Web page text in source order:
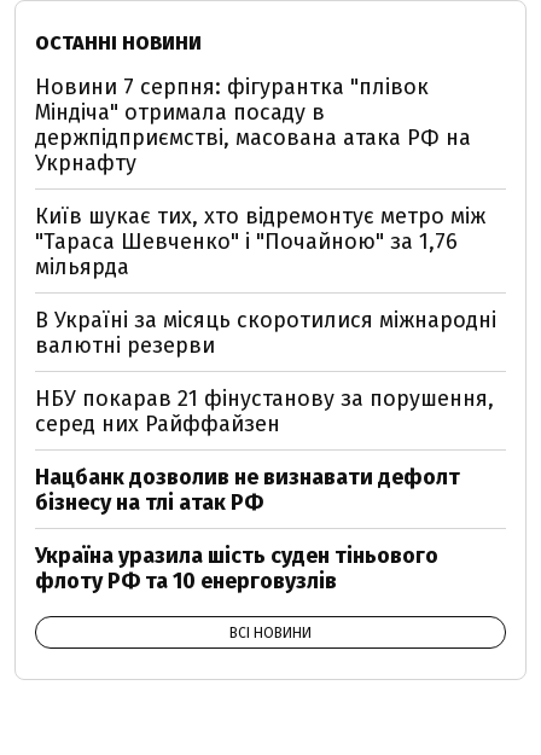
ОСТАННІ НОВИНИ
Новини 7 серпня: фігурантка "плівок
Міндіча" отримала посаду в
держпідприємстві, масована атака РФ на
Укрнафту
Київ шукає тих, хто відремонтує метро між
"Тараса Шевченко" і "Почайною" за 1,76
мільярда
В Україні за місяць скоротилися міжнародні
валютні резерви
НБУ покарав 21 фінустанову за порушення,
серед них Райффайзен
Нацбанк дозволив не визнавати дефолт
бізнесу на тлі атак РФ
Україна уразила шість суден тіньового
флоту РФ та 10 енерговузлів
ВСІ НОВИНИ